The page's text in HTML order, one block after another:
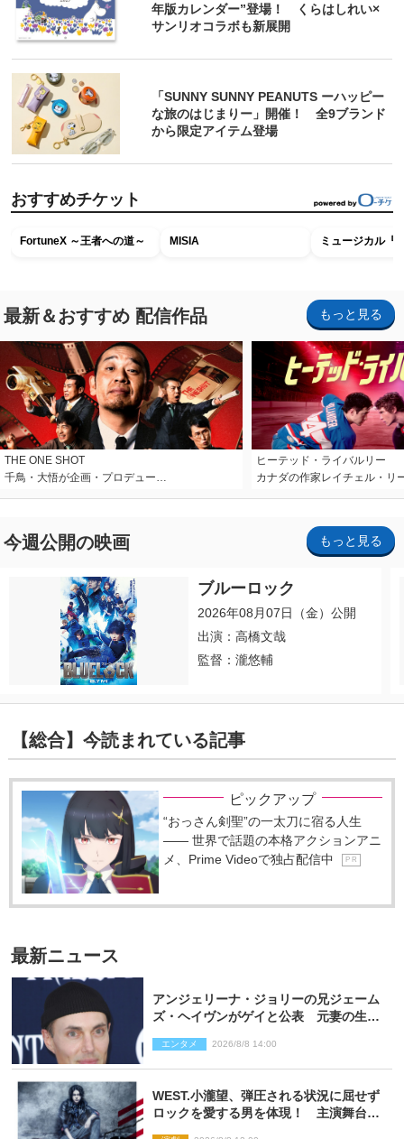
年版カレンダー”登場！ くらはしれい×
サンリオコラボも新展開
「SUNNY SUNNY PEANUTS ーハッピー
な旅のはじまりー」開催！ 全9ブランド
から限定アイテム登場
おすすめチケット
FortuneX ～王者への道～ MISIA ミュージカル『
最新＆おすすめ 配信作品 もっと見る
THE ONE SHOT
千鳥・大悟が企画・プロデュー…
ヒーテッド・ライバルリー
カナダの作家レイチェル・リ
今週公開の映画 もっと見る
ブルーロック
2026年08月07日（金）公開
出演：高橋文哉
監督：瀧悠輔
【総合】今読まれている記事
ピックアップ
“おっさん剣聖”の一太刀に宿る人生
―― 世界で話題の本格アクションアニ
メ、Prime Videoで独占配信中
P R
最新ニュース
アンジェリーナ・ジョリーの兄ジェーム
ズ・ヘイヴンがゲイと公表 元妻の生配
エンタメ 2026/8/8 14:00
WEST.小瀧望、弾圧される状況に屈せず
ロックを愛する男を体現！ 主演舞台